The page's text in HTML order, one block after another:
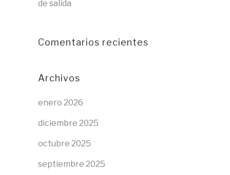
de salida
Comentarios recientes
Archivos
enero 2026
diciembre 2025
octubre 2025
septiembre 2025